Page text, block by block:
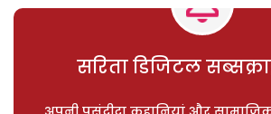
सरिता डिजिटल